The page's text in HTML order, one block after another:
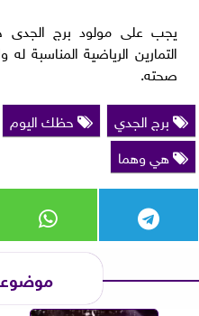
يجب على مولود برج الجدى
التمارين الرياضية المناسبة
صحته.
برج الجدي
حظك اليوم
هي وهما